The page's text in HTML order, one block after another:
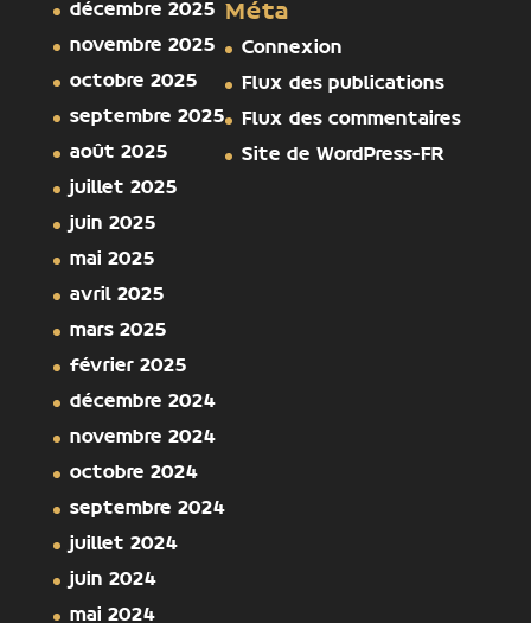
décembre 2025
novembre 2025
octobre 2025
septembre 2025
août 2025
juillet 2025
juin 2025
mai 2025
avril 2025
mars 2025
février 2025
décembre 2024
novembre 2024
octobre 2024
septembre 2024
juillet 2024
juin 2024
mai 2024
Méta
Connexion
Flux des publications
Flux des commentaires
Site de WordPress-FR